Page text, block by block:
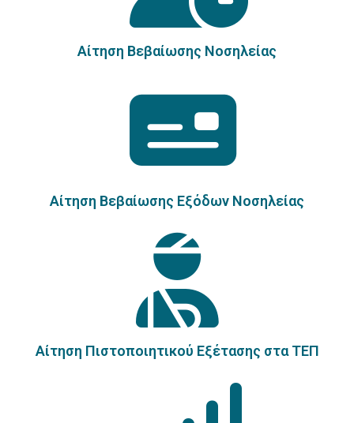
Αίτηση Βεβαίωσης Νοσηλείας
Αίτηση Βεβαίωσης Εξόδων Νοσηλείας
Αίτηση Πιστοποιητικού Εξέτασης στα ΤΕΠ